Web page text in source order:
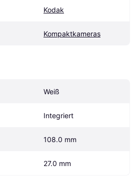
Kodak
Kompaktkameras
Weiß
Integriert
108.0 mm
27.0 mm